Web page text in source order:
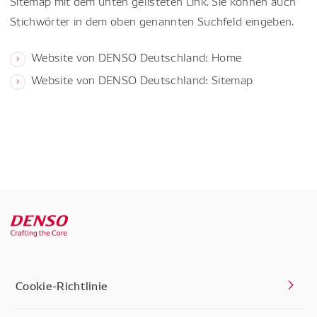
Stichwörter in dem oben genannten Suchfeld eingeben.
Website von DENSO Deutschland: Home
Website von DENSO Deutschland: Sitemap
Cookie-Richtlinie